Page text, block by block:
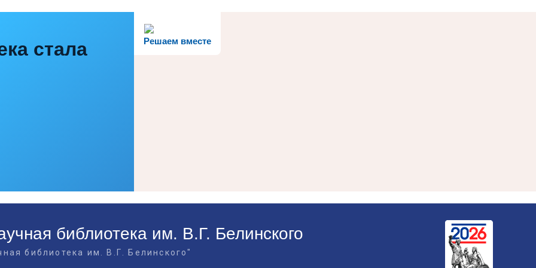
Решаем вместе
стала
библиотека им. В.Г. Белинского
библиотека им. В.Г. Белинского"